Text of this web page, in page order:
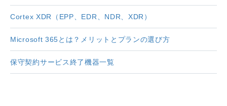
Cortex XDR（EPP、EDR、NDR、XDR）
Microsoft 365とは？メリットとプランの選び方
保守契約サービス終了機器一覧